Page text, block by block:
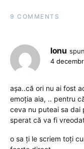
9 COMMENTS
Ionu
4
așa..că ori nu ai fost
emoția aia, .. pentru
ceva nu puteai sa dai
sperat că va fi
o sa ți le scriem toți